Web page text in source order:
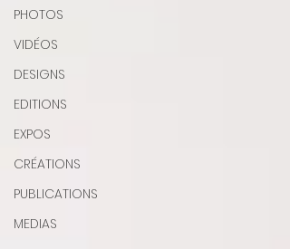
PHOTOS
VIDÉOS
DESIGNS
EDITIONS
EXPOS
CRÉATIONS
PUBLICATIONS
MEDIAS